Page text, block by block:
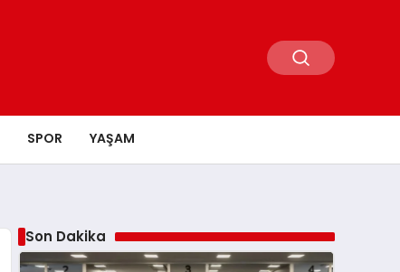
SPOR YAŞAM
Son Dakika